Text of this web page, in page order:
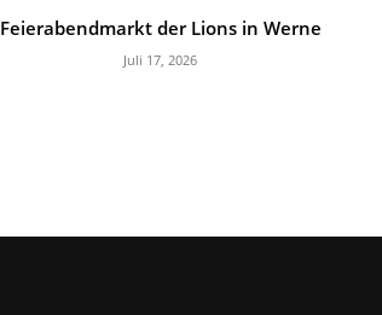
Feierabendmarkt der Lions in Werne
Juli 17, 2026